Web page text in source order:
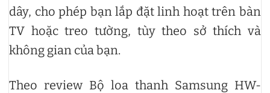
dây, cho phép bạn lắp đặt linh hoạt trên bàn
TV hoặc treo tường, tùy theo sở thích và
không gian của bạn.
Theo review Bộ loa thanh Samsung HW-